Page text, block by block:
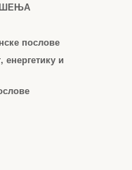
послове
и